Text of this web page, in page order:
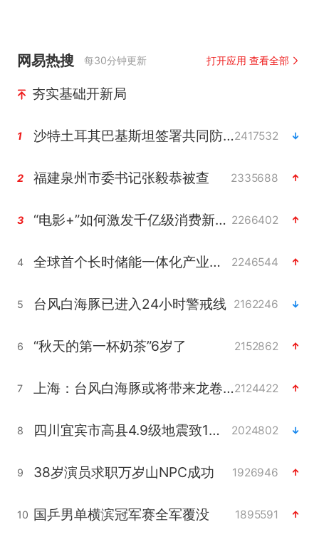
网易热搜 每30分钟更新 打开应用 查看全部
夯实基础开新局
1 沙特土耳其巴基斯坦签署共同防务协议2417532
2 福建泉州市委书记张毅恭被查 2335688
3 “电影+”如何激发千亿级消费新活力？ 2266402
4 全球首个长时储能一体化产业园量产 2246544
5 台风白海豚已进入24小时警戒线 2162246
6 “秋天的第一杯奶茶”6岁了 2152862
7 上海：台风白海豚或将带来龙卷风2124422
8 四川宜宾市高县4.9级地震致1人死亡 2024802
9 38岁演员求职万岁山NPC成功 1926946
10 国乒男单横滨冠军赛全军覆没 1895591